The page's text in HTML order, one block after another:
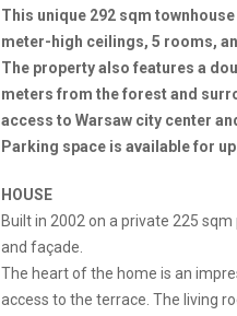
This unique 292 sqm
meter-high ceilings, 5 rooms,
The property also features a
meters from the forest and
access to Warsaw city center
Parking space is available for
HOUSE
Built in 2002 on a private 225
and façade.
The heart of the home is an
access to the terrace. The living